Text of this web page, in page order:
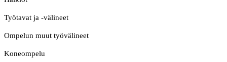
Työtavat ja -välineet
Ompelun muut työvälineet
Koneompelu